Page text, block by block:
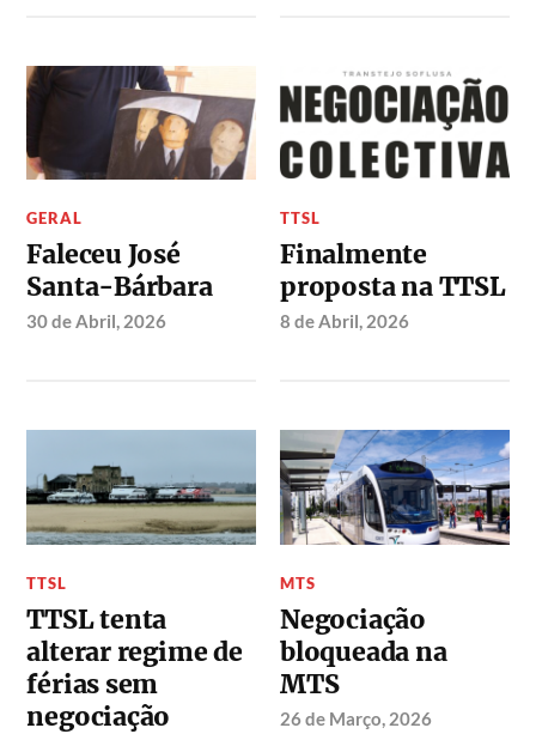
GERAL
Faleceu José
Santa-Bárbara
30 de Abril, 2026
TTSL
Finalmente
proposta na TTSL
8 de Abril, 2026
TTSL
TTSL tenta
alterar regime de
férias sem
negociação
MTS
Negociação
bloqueada na
MTS
26 de Março, 2026